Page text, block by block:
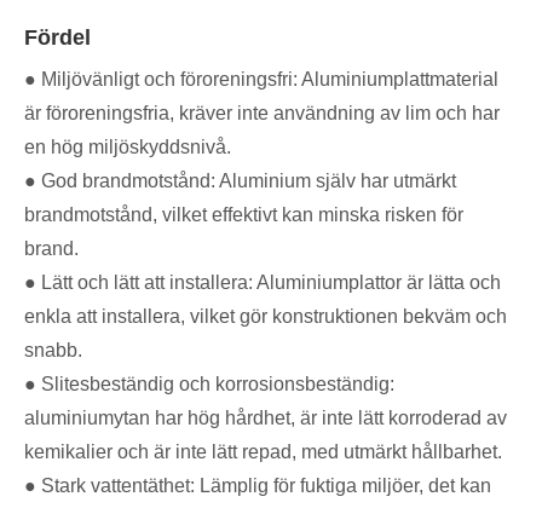
Fördel
● Miljövänligt och föroreningsfri: Aluminiumplattmaterial
är föroreningsfria, kräver inte användning av lim och har
en hög miljöskyddsnivå. ‌
● God brandmotstånd: Aluminium själv har utmärkt
brandmotstånd, vilket effektivt kan minska risken för
brand.
● Lätt och lätt att installera: Aluminiumplattor är lätta och
enkla att installera, vilket gör konstruktionen bekväm och
snabb.
● Slitesbeständig och korrosionsbeständig:
aluminiumytan har hög hårdhet, är inte lätt korroderad av
kemikalier och är inte lätt repad, med utmärkt hållbarhet.
● Stark vattentäthet: Lämplig för fuktiga miljöer, det kan